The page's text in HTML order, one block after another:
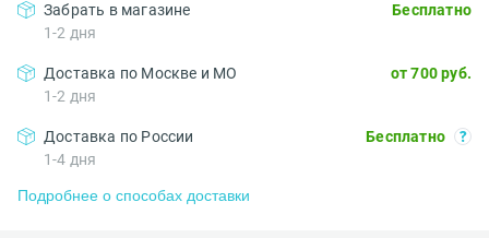
Забрать в магазине
1-2 дня
Бесплатно
Доставка по Москве и МО
1-2 дня
от 700 руб.
Доставка по России
1-4 дня
Бесплатно
Подробнее о способах доставки